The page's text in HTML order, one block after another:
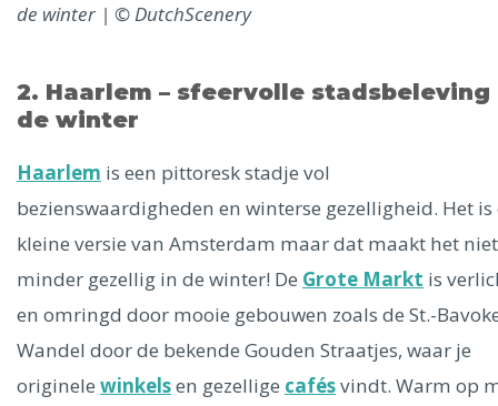
de winter | © DutchScenery
2. Haarlem – sfeervolle stadsbeleving
de winter
Haarlem is een pittoresk stadje vol
bezienswaardigheden en winterse gezelligheid. Het is
kleine versie van Amsterdam maar dat maakt het niet
minder gezellig in de winter! De Grote Markt is
en omringd door mooie gebouwen zoals de St.-
Wandel door de bekende Gouden Straatjes, waar je
originele winkelsen gezellige cafésvindt. Warm op